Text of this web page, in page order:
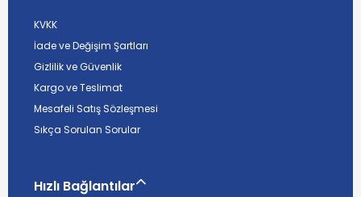
KVKK
İade ve Değişim Şartları
Gizlilik ve Güvenlik
Kargo ve Teslimat
Mesafeli Satış Sözleşmesi
Sıkça Sorulan Sorular
Hızlı Bağlantılar